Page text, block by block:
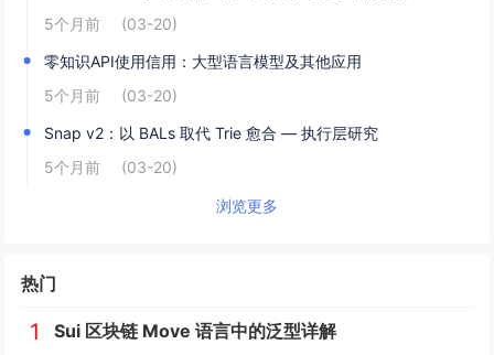
5个月前
(03-20)
零知识API使用信用：大型语言模型及其他应用
5个月前
(03-20)
Snap v2：以 BALs 取代 Trie 愈合 — 执行层研究
5个月前
(03-20)
浏览更多
热门
1 Sui 区块链 Move 语言中的泛型详解